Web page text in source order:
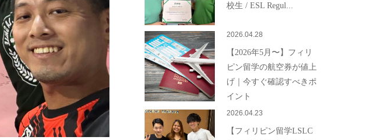
校生 / ESL Regul...
2026.04.28
【2026年5月〜】フィリ
ピン留学の航空券が値上
げ｜今すぐ確認すべきポ
イント
2026.04.23
【フィリピン留学LSLC